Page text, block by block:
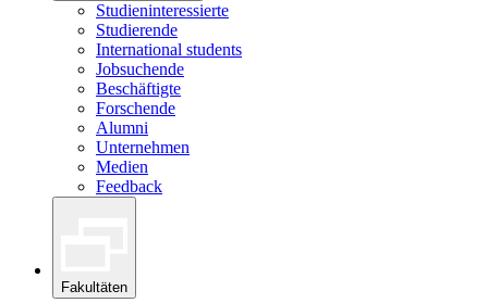
Studieninteressierte
Studierende
International students
Jobsuchende
Beschäftigte
Forschende
Alumni
Unternehmen
Medien
Feedback
Fakultäten